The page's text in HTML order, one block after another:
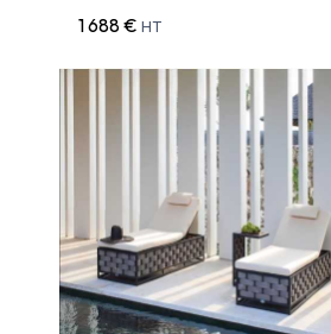
1 688 € HT